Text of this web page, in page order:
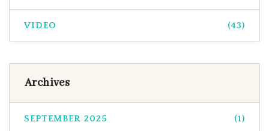
VIDEO (43)
Archives
SEPTEMBER 2025 (1)